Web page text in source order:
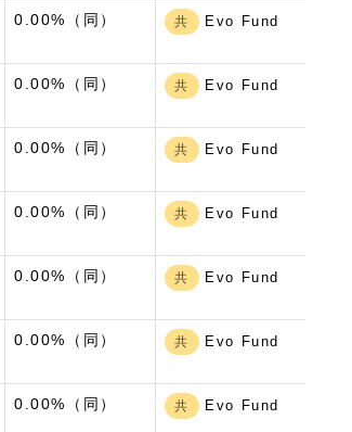
0.00%（同） 共 Evo Fund
0.00%（同） 共 Evo Fund
0.00%（同） 共 Evo Fund
0.00%（同） 共 Evo Fund
0.00%（同） 共 Evo Fund
0.00%（同） 共 Evo Fund
0.00%（同） 共 Evo Fund